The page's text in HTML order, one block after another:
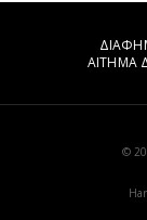
ΑΙΤΗΜΑ
©